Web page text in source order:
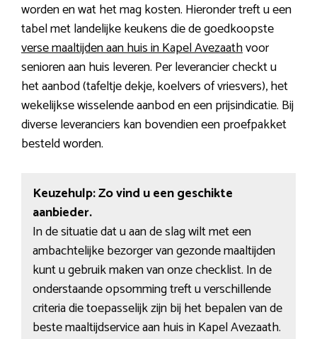
worden en wat het mag kosten. Hieronder treft u een
tabel met landelijke keukens die de goedkoopste
verse maaltijden aan huis in Kapel Avezaathvoor
senioren aan huis leveren. Per leverancier checkt u
het aanbod (tafeltje dekje, koelvers of vriesvers), het
wekelijkse wisselende aanbod en een prijsindicatie. Bij
diverse leveranciers kan bovendien een proefpakket
besteld worden.
Keuzehulp: Zo vind u een geschikte
aanbieder.
In de situatie dat u aan de slag wilt met een
ambachtelijke bezorger van gezonde maaltijden
kunt u gebruik maken van onze checklist. In de
onderstaande opsomming treft u verschillende
criteria die toepasselijk zijn bij het bepalen van de
beste maaltijdservice aan huis in Kapel Avezaath.